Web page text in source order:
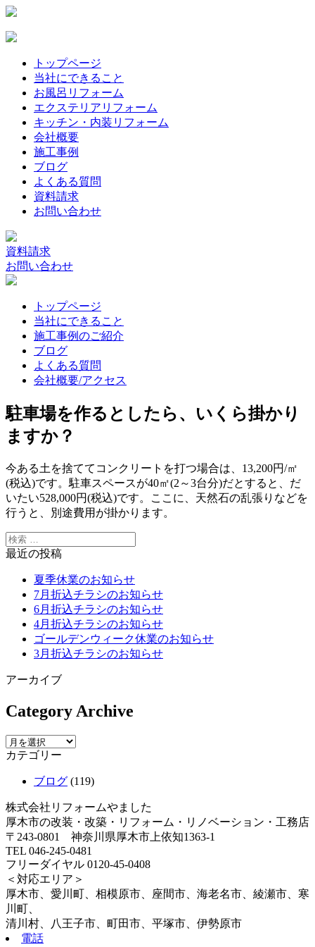
トップページ
当社にできること
お風呂リフォーム
エクステリアリフォーム
キッチン・内装リフォーム
会社概要
施工事例
ブログ
よくある質問
資料請求
お問い合わせ
資料請求
お問い合わせ
トップページ
当社にできること
施工事例のご紹介
ブログ
よくある質問
会社概要/アクセス
駐車場を作るとしたら、いくら掛かり
ますか？
今ある土を捨ててコンクリートを打つ場合は、13,200円/㎡
(税込)です。駐車スペースが40㎡(2～3台分)だとすると、だ
いたい528,000円(税込)です。ここに、天然石の乱張りなどを
行うと、別途費用が掛かります。
最近の投稿
夏季休業のお知らせ
7月折込チラシのお知らせ
6月折込チラシのお知らせ
4月折込チラシのお知らせ
ゴールデンウィーク休業のお知らせ
3月折込チラシのお知らせ
アーカイブ
Category Archive
カテゴリー
ブログ (119)
株式会社リフォームやました
厚木市の改装・改築・リフォーム・リノベーション・工務店
〒243-0801 神奈川県厚木市上依知1363-1
TEL 046-245-0481
フリーダイヤル 0120-45-0408
＜対応エリア＞
厚木市、愛川町、相模原市、座間市、海老名市、綾瀬市、寒
川町、
清川村、八王子市、町田市、平塚市、伊勢原市
電話